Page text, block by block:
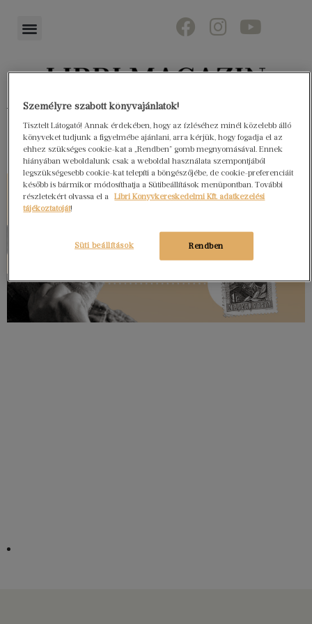
Könyvektől az olvasókig
Személyre szabott könyvajánlatok!
Tisztelt Látogató! Annak érdekében, hogy az ízléséhez minél közelebb álló
könyveket tudjunk a figyelmébe ajánlani, arra kérjük, hogy fogadja el az
ehhez szükséges cookie-kat a „Rendben” gomb megnyomásával. Ennek
hiányában weboldalunk csak a weboldal használata szempontjából
legszükségesebb cookie-kat telepíti a böngészőjébe, de cookie-preferenciáit
később is bármikor módosíthatja a Sütibeállítások menüpontban. További
részletekért olvassa el a
Libri Könyvkereskedelmi Kft. adatkezelési
tájékoztatóját!
Rendben
Süti beállítások